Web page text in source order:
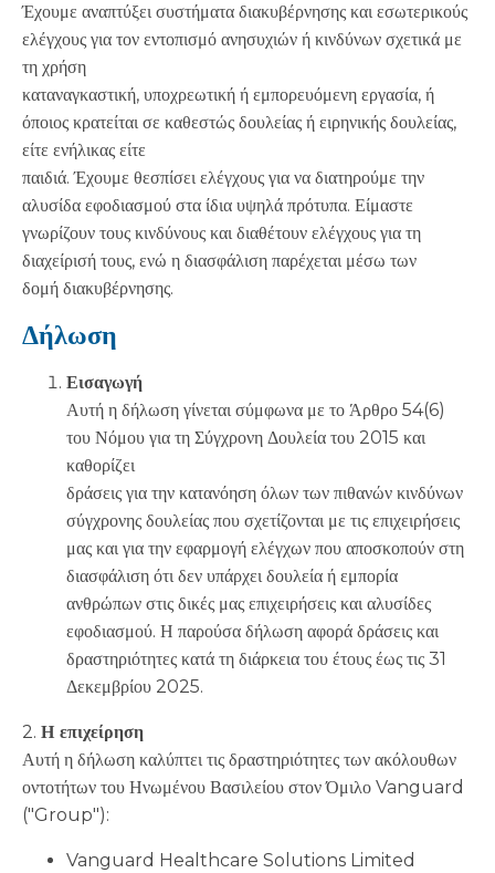
Έχουμε αναπτύξει συστήματα διακυβέρνησης και εσωτερικούς
ελέγχους για τον εντοπισμό ανησυχιών ή κινδύνων σχετικά με
τη χρήση
καταναγκαστική, υποχρεωτική ή εμπορευόμενη εργασία, ή
όποιος κρατείται σε καθεστώς δουλείας ή ειρηνικής δουλείας,
είτε ενήλικας είτε
παιδιά. Έχουμε θεσπίσει ελέγχους για να διατηρούμε την
αλυσίδα εφοδιασμού στα ίδια υψηλά πρότυπα. Είμαστε
γνωρίζουν τους κινδύνους και διαθέτουν ελέγχους για τη
διαχείρισή τους, ενώ η διασφάλιση παρέχεται μέσω των
δομή διακυβέρνησης.
Δήλωση
Εισαγωγή
Αυτή η δήλωση γίνεται σύμφωνα με το Άρθρο 54(6)
του Νόμου για τη Σύγχρονη Δουλεία του 2015 και
καθορίζει
δράσεις για την κατανόηση όλων των πιθανών κινδύνων
σύγχρονης δουλείας που σχετίζονται με τις επιχειρήσεις
μας και για την εφαρμογή ελέγχων που αποσκοπούν στη
διασφάλιση ότι δεν υπάρχει δουλεία ή εμπορία
ανθρώπων στις δικές μας επιχειρήσεις και αλυσίδες
εφοδιασμού. Η παρούσα δήλωση αφορά δράσεις και
δραστηριότητες κατά τη διάρκεια του έτους έως τις 31
Δεκεμβρίου 2025.
2. Η επιχείρηση
Αυτή η δήλωση καλύπτει τις δραστηριότητες των ακόλουθων
οντοτήτων του Ηνωμένου Βασιλείου στον Όμιλο Vanguard
("Group"):
Vanguard Healthcare Solutions Limited